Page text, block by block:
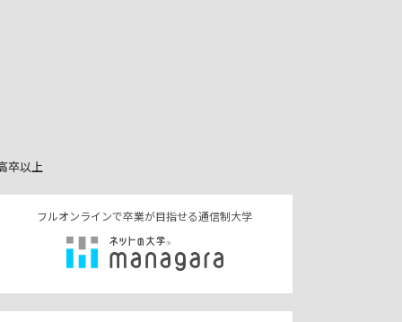
卒以上
フルオンラインで卒業が目指せる通信制大学